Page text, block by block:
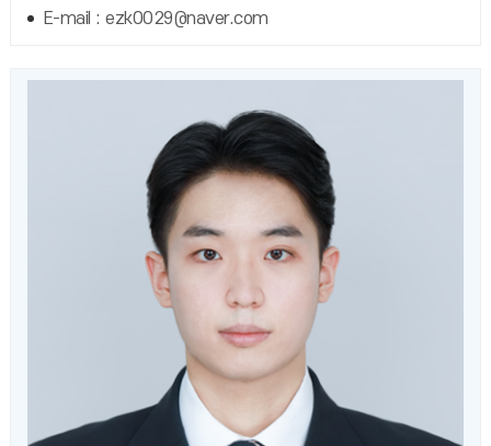
E-mail : ezk0029@naver.com